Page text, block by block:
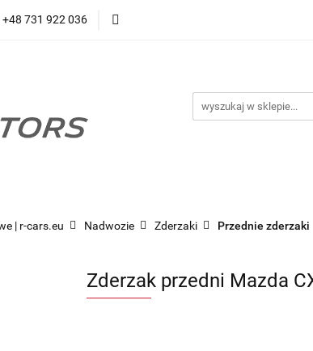
+48 731 922 036
| r-cars.eu Nadwozie Zderzaki Przednie zderzaki
Zderzak przedni Mazda